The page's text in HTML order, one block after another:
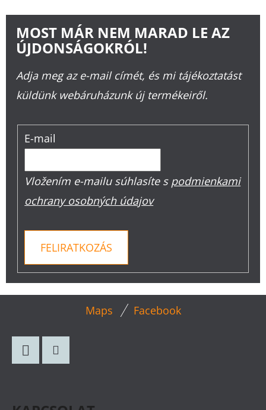
MOST MÁR NEM MARAD LE AZ
ÚJDONSÁGOKRÓL!
Adja meg az e-mail címét, és mi tájékoztatást
küldünk webáruházunk új termékeiről.
E-mail
Vložením e-mailu súhlasíte s podmienkami
ochrany osobných údajov
FELIRATKOZÁS
Maps Facebook